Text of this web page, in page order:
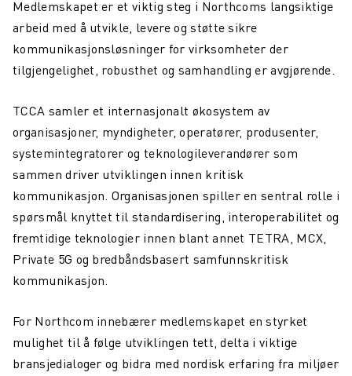
Medlemskapet er et viktig steg i Northcoms langsiktige
arbeid med å utvikle, levere og støtte sikre
kommunikasjonsløsninger for virksomheter der
tilgjengelighet, robusthet og samhandling er avgjørende.
TCCA samler et internasjonalt økosystem av
organisasjoner, myndigheter, operatører, produsenter,
systemintegratorer og teknologileverandører som
sammen driver utviklingen innen kritisk
kommunikasjon. Organisasjonen spiller en sentral rolle i
spørsmål knyttet til standardisering, interoperabilitet og
fremtidige teknologier innen blant annet TETRA, MCX,
Private 5G og bredbåndsbasert samfunnskritisk
kommunikasjon.
For Northcom innebærer medlemskapet en styrket
mulighet til å følge utviklingen tett, delta i viktige
bransjedialoger og bidra med nordisk erfaring fra miljøer